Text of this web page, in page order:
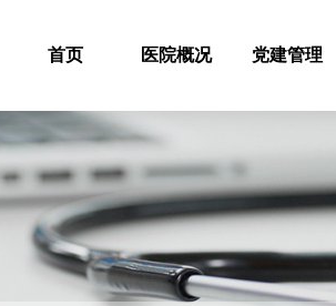
首页 医院概况 党建管理